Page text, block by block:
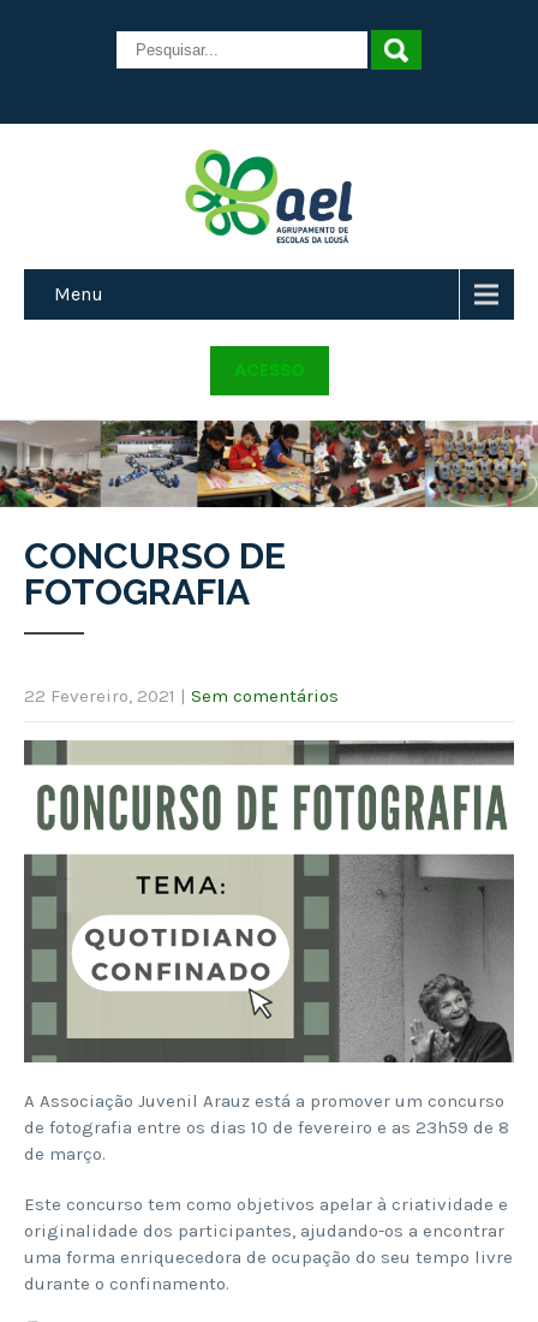
Menu
ACESSO
CONCURSO DE
FOTOGRAFIA
22 Fevereiro, 2021 | Sem comentários
A Associação Juvenil Arauz está a promover um concurso
de fotografia entre os dias 10 de fevereiro e as 23h59 de 8
de março.
Este concurso tem como objetivos apelar à criatividade e
originalidade dos participantes, ajudando-os a encontrar
uma forma enriquecedora de ocupação do seu tempo livre
durante o confinamento.